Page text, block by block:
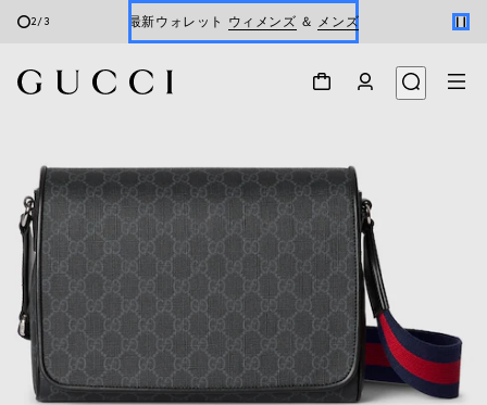
2/3 最新ウォレット ウィメンズ ＆ メンズ